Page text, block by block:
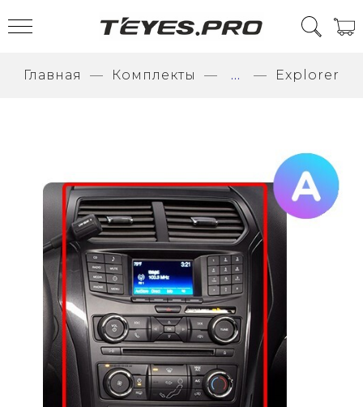
Главная Комплекты ... Explorer